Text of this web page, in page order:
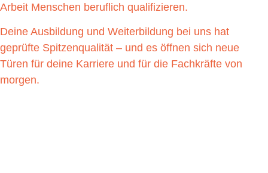
Arbeit Menschen beruflich qualifizieren.
Deine Ausbildung und Weiterbildung bei uns hat
geprüfte Spitzenqualität – und es öffnen sich neue
Türen für deine Karriere und für die Fachkräfte von
morgen.